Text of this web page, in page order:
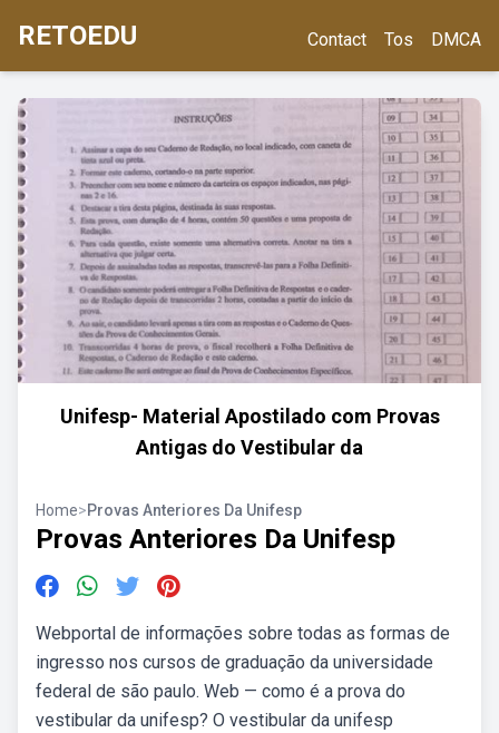
RETOEDU Contact Tos DMCA
Unifesp- Material Apostilado com Provas
Antigas do Vestibular da
Home>Provas Anteriores Da Unifesp
Provas Anteriores Da Unifesp
Webportal de informações sobre todas as formas de
ingresso nos cursos de graduação da universidade
federal de são paulo. Web — como é a prova do
vestibular da unifesp? O vestibular da unifesp